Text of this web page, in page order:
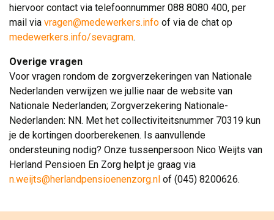
hiervoor contact via telefoonnummer 088 8080 400, per
mail via vragen@medewerkers.info of via de chat op
medewerkers.info/sevagram.
Overige vragen
Voor vragen rondom de zorgverzekeringen van Nationale
Nederlanden verwijzen we jullie naar de website van
Nationale Nederlanden; Zorgverzekering Nationale-
Nederlanden: NN. Met het collectiviteitsnummer 70319 kun
je de kortingen doorberekenen. Is aanvullende
ondersteuning nodig? Onze tussenpersoon Nico Weijts van
Herland Pensioen En Zorg helpt je graag via
n.weijts@herlandpensioenenzorg.nl of (045) 8200626.